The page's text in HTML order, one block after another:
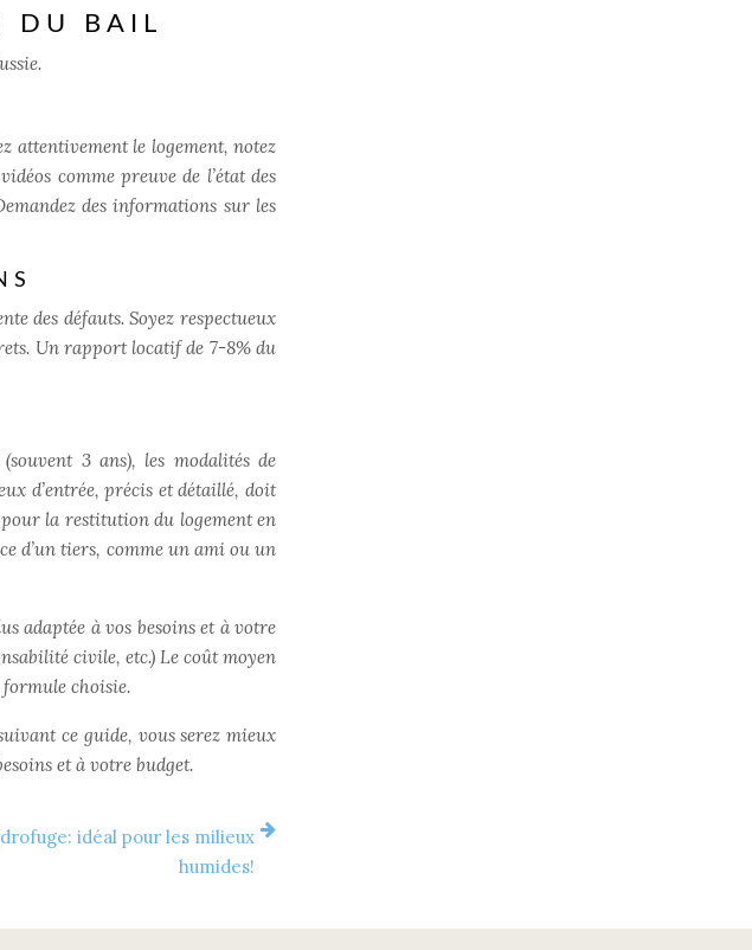
DU BAIL
attentivement le logement, notez
comme preuve de l’état des
des informations sur les
des défauts. Soyez respectueux
Un rapport locatif de 7-8% du
3 ans), les modalités de
d’entrée, précis et détaillé, doit
la restitution du logement en
d’un tiers, comme un ami ou un
adaptée à vos besoins et à votre
civile, etc.) Le coût moyen
choisie.
ce guide, vous serez mieux
et à votre budget.
idéal pour les milieux
humides!